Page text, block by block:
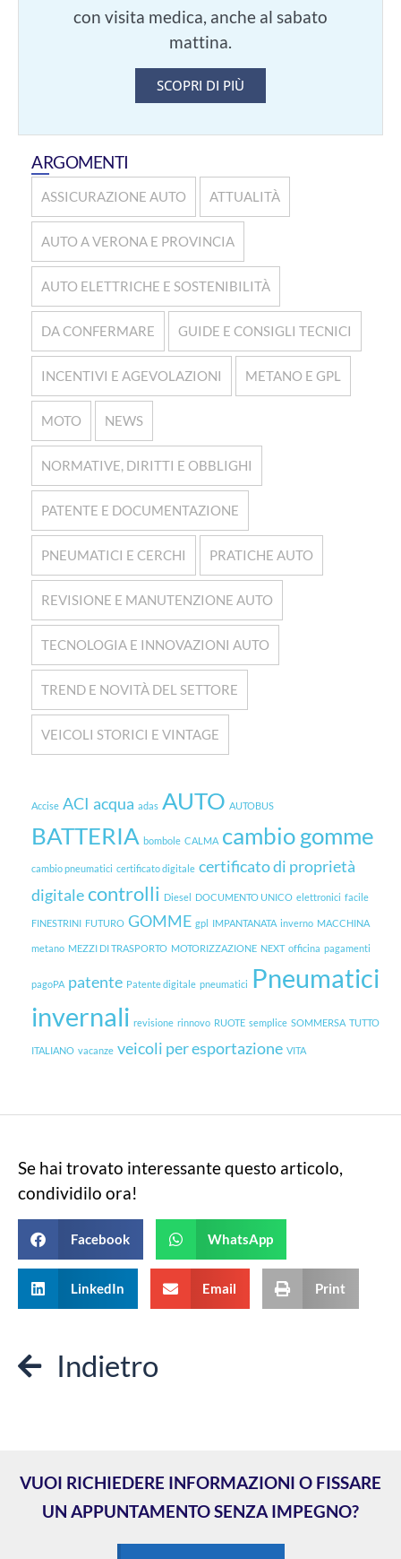
con visita medica, anche al sabato
mattina.
SCOPRI DI PIÙ
ARGOMENTI
ASSICURAZIONE AUTO ATTUALITÀ
AUTO A VERONA E PROVINCIA
AUTO ELETTRICHE E SOSTENIBILITÀ
DA CONFERMARE GUIDE E CONSIGLI TECNICI
INCENTIVI E AGEVOLAZIONI METANO E GPL
MOTO NEWS
NORMATIVE, DIRITTI E OBBLIGHI
PATENTE E DOCUMENTAZIONE
PNEUMATICI E CERCHI PRATICHE AUTO
REVISIONE E MANUTENZIONE AUTO
TECNOLOGIA E INNOVAZIONI AUTO
TREND E NOVITÀ DEL SETTORE
VEICOLI STORICI E VINTAGE
Accise ACI acqua adas AUTO AUTOBUS
BATTERIA bombole CALMA cambio gomme
cambio pneumatici certificato digitale certificato di proprietà
digitalecontrolli Diesel DOCUMENTO UNICO elettronici facile
FINESTRINI FUTURO GOMME gpl IMPANTANATA inverno MACCHINA
metano MEZZI DI TRASPORTO MOTORIZZAZIONE NEXT officina pagamenti
pagoPA patente Patente digitale pneumatici Pneumatici
invernali revisione rinnovo RUOTE semplice SOMMERSA TUTTO
ITALIANO vacanze veicoli per esportazione VITA
Se hai trovato interessante questo articolo,
condividilo ora!
Facebook WhatsApp
LinkedIn Email Print
Indietro
VUOI RICHIEDERE INFORMAZIONI O FISSARE
UN APPUNTAMENTO SENZA IMPEGNO?